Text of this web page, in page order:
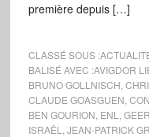
première depuis […]
CLASSÉ SOUS :
BALISÉ AVEC :AVIGDOR
BRUNO GOLLNISCH
CLAUDE GOASGUEN
BEN GOURION ENL
ISRAËL
JEAN-PATRICK